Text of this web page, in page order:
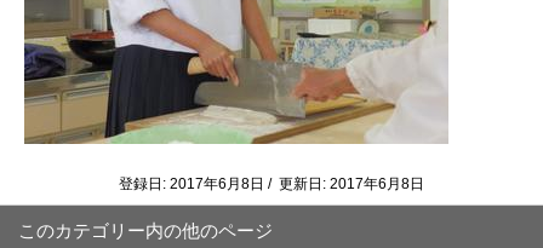
登録日: 2017年6月8日 / 更新日: 2017年6月8日
このカテゴリー内の他のページ